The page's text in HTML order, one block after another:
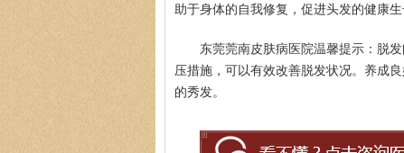
助于身体的自我修复，促进头发的健康生
东莞莞南皮肤病医院温馨提示：脱
压措施，可以有效改善脱发状况。养成
的秀发。